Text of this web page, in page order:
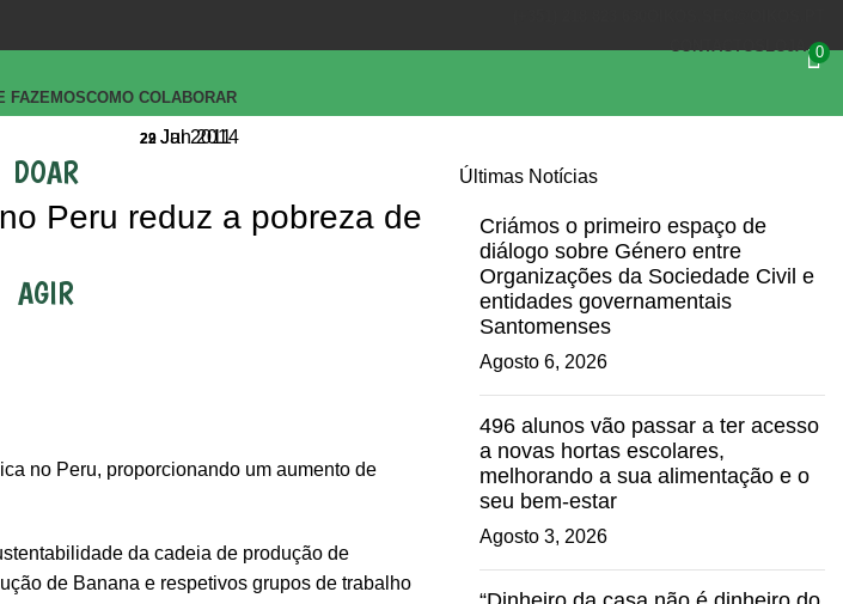
CONTACTOSLOJA 0
FAZEMOSCOMO COLABORAR
DOAR
AGIR
Peru reduz a pobreza de
29 Jan 2014
no Peru, proporcionando um aumento de
da cadeia de produção de
de Banana e respetivos grupos de trabalho
22 Jul 2011
Últimas Notícias
Criámos o primeiro espaço de
diálogo sobre Género entre
Organizações da Sociedade Civil e
entidades governamentais
Santomenses
Agosto 6, 2026
496 alunos vão passar a ter acesso
a novas hortas escolares,
melhorando a sua alimentação e o
seu bem-estar
Agosto 3, 2026